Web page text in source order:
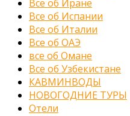
Все об Иране
Все об Испании
Все об Италии
Все об ОАЭ
все об Омане
Все об Узбекистане
КАВМИНВОДЫ
НОВОГОДНИЕ ТУРЫ
Отели